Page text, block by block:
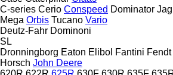
C-series Cerio Conspeed Dominator
Mega Orbis Tucano Vario
Deutz-Fahr Dominoni
SL
Dronningborg Eaton Elibol Fantini Fendt
Horsch John Deere